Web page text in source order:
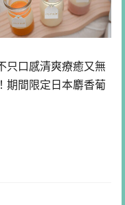
只口感清爽療癒又無
期間限定日本麝香葡